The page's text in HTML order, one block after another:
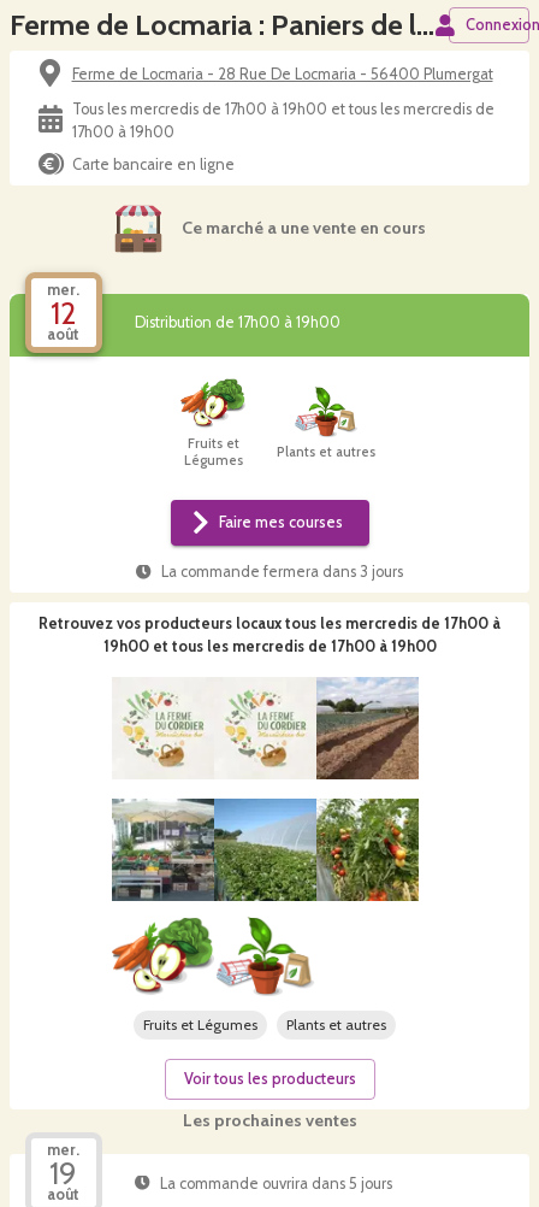
Ferme de Locmaria : Paniers de légumes de la Ferme du Cordier
Ferme de Locmaria - 28 Rue De Locmaria - 56400 Plumergat
Tous les mercredis de 17h00 à 19h00 et tous les mercredis de
17h00 à 19h00
Carte bancaire en ligne
Ce marché a une vente en cours
mer.
12
août
Distribution de 17h00 à 19h00
Fruits et
Légumes
Plants et autres
Faire mes courses
La commande fermera dans 3 jours
Les prochaines ventes
mer.
19
août
La commande ouvrira dans 5 jours
Retrouvez vos producteurs locaux tous les mercredis de 17h00 à
19h00 et tous les mercredis de 17h00 à 19h00
Fruits et Légumes Plants et autres
Voir tous les producteurs